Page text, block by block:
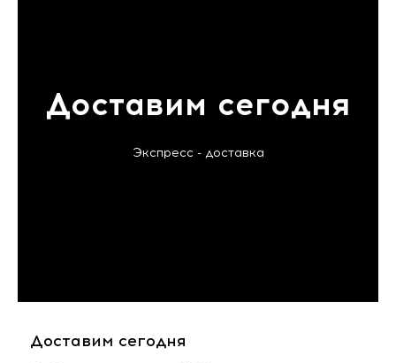
Доставим сегодня
Экспресс - доставка
Доставим сегодня